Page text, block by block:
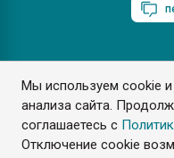
Мы используем cookie
анализа сайта.
соглашаетесь с
Отключение cookie
ПластЭксперт
Разрешается
ссылкой